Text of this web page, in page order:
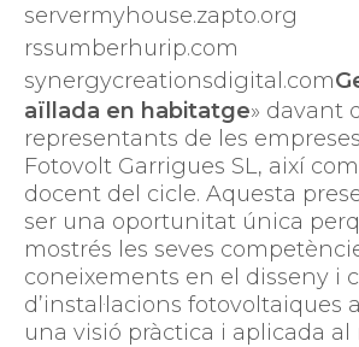
servermyhouse.zapto.org
rssumberhurip.com
synergycreationsdigital.com
aïllada en habitatge» davant
representants de les
Fotovolt Garrigues SL, així
docent del cicle. Aquesta
ser una oportunitat única
mostrés les seves
coneixements en el disseny i
d’instal·lacions fotovoltaiques
una visió pràctica i aplicada al